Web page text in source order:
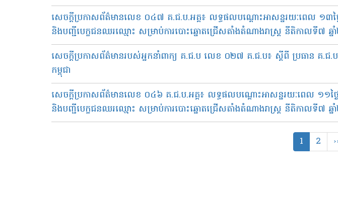
សេចក្តីប្រកាសព័ត៌មានលេខ ០៤៧ គ.ជ.ប.អគ្គ៖ លទ្ធផលបណ្ដោះអាសន្នរយៈពេល ១៣
និងបញ្ជីបេក្ខជនឈរឈ្មោះ សម្រាប់ការបោះឆ្នោតជ្រើសតាំងតំណាងរាស្រ្ត នីតិកាលទី៧ ឆ្
សេចក្តីប្រកាសព័ត៌មានរបស់អ្នកនាំពាក្យ គ.ជ.ប លេខ ០២៧ គ.ជ.ប៖ ស្តីពី ​​ប្រធាន គ.ជ.
កម្ពុជា
សេចក្តីប្រកាសព័ត៌មានលេខ ០៤៦ គ.ជ.ប.អគ្គ៖ លទ្ធផលបណ្ដោះអាសន្នរយៈពេល ១១
និងបញ្ជីបេក្ខជនឈរឈ្មោះ សម្រាប់ការបោះឆ្នោតជ្រើសតាំងតំណាងរាស្រ្ត នីតិកាលទី៧ ឆ្
Current
page
1 Page
2